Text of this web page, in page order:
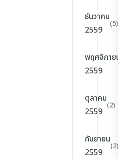
ธันวาคม
2559
(5)
พฤศจิกาย
2559
ตุลาคม
2559
(2)
กันยายน
2559
(2)